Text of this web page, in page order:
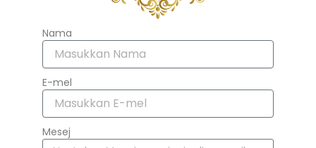
Nama
E-mel
Mesej